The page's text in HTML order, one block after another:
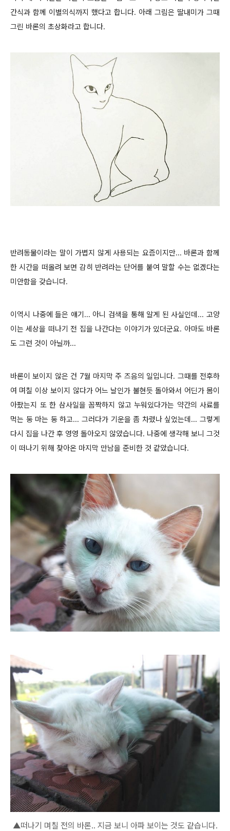
간식과 함께 이별의식까지 했다고 합니다. 아래 그림은 딸내미가 그때
그린 바론의 초상화라고 합니다.
반려동물이라는 말이 가볍지 않게 사용되는 요즘이지만... 바론과 함께
한 시간을 떠올려 보면 감히 반려라는 단어를 붙여 말할 수는 없겠다는
미안함을 갖습니다.
이역시 나중에 들은 얘기... 아니 검색을 통해 알게 된 사실인데... 고양
이는 세상을 떠나기 전 집을 나간다는 이야기가 있더군요. 아마도 바론
도 그런 것이 아닐까...
바론이 보이지 않은 건 7월 마지막 주 즈음의 일입니다. 그때를 전후하
여 며칠 이상 보이지 않다가 어느 날인가 불현듯 돌아와서 어딘가 몸이
아팠는지 또 한 삼사일을 꼼짝하지 않고 누워있다가는 약간의 사료를
먹는 둥 마는 둥 하고... 그러다가 기운을 좀 차렸나 싶었는데... 그렇게
다시 집을 나간 후 영영 돌아오지 않았습니다. 나중에 생각해 보니 그것
이 떠나기 위해 찾아온 마지막 만남을 준비한 것 같았습니다.
▲떠나기 며칠 전의 바론.. 지금 보니 아파 보이는 것도 같습니다.